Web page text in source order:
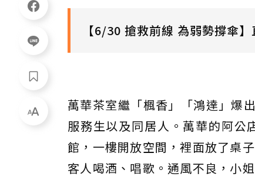
【6/30 搶救前線 為弱勢撐傘】
萬華茶室繼「楓香」「鴻達」爆
服務生以及同居人。萬華的阿公
館，一樓開放空間，裡面放了桌
客人喝酒、唱歌。通風不良，小